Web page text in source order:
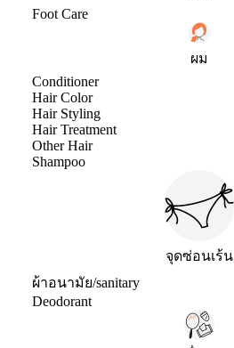
Foot Care
ผม
Conditioner
Hair Color
Hair Styling
Hair Treatment
Other Hair
Shampoo
จุดซ่อนเร้น
ผ้าอนามัย/sanitary
Deodorant